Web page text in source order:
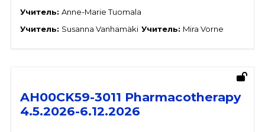
Учитель: Anne-Marie Tuomala
Учитель: Susanna Vanhamäki Учитель: Mira Vorne
AH00CK59-3011 Pharmacotherapy
4.5.2026-6.12.2026